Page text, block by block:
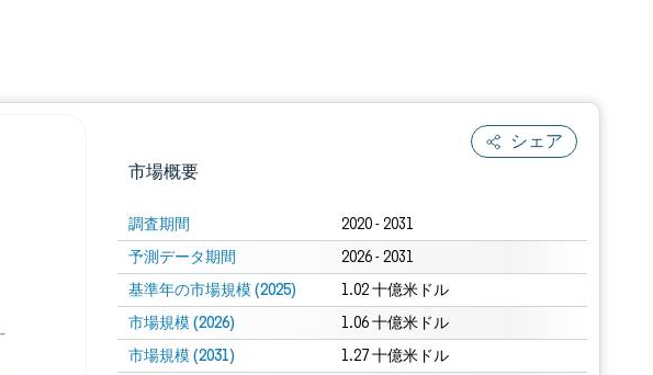
シェア
市場概要
調査期間 2020 - 2031
予測データ期間 2026 - 2031
基準年の市場規模 (2025) 1.02 十億米ドル
市場規模 (2026) 1.06 十億米ドル
市場規模 (2031) 1.27 十億米ドル